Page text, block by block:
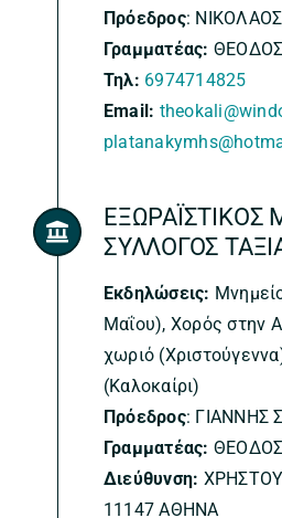
Πρόεδρος:
Γραμματέας:
Τηλ: 6974714825
Email:
ΕΞΩΡΑΪΣΤΙΚΟΣ
ΣΥΛΛΟΓΟΣ
Εκδηλώσεις:
Μαΐου), Χορός στην
χωριό
(Καλοκαίρι)
Πρόεδρος: ΓΙΑΝΝΗΣ
Γραμματέας:
Διεύθυνση:
11147 ΑΘΗΝΑ